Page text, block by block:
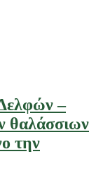
–
θαλάσσιων
την